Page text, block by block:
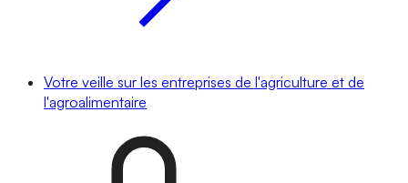
Votre veille sur les entreprises de l'agriculture et de
l'agroalimentaire